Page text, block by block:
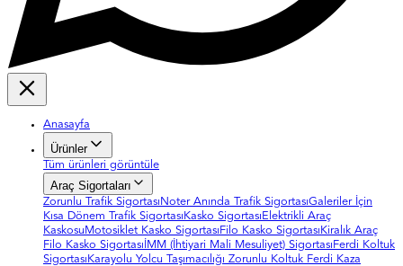
Anasayfa
Ürünler
Tüm ürünleri görüntüle
Araç Sigortaları
Zorunlu Trafik Sigortası Noter Anında Trafik SigortasıGaleriler İçin
Kısa Dönem Trafik Sigortası Kasko Sigortası Elektrikli Araç
Kaskosu Motosiklet Kasko Sigortası Filo Kasko Sigortası Kiralık Araç
Filo Kasko Sigortası İMM (İhtiyari Mali Mesuliyet) Sigortası Ferdi Koltuk
Sigortası Karayolu Yolcu Taşımacılığı Zorunlu Koltuk Ferdi Kaza